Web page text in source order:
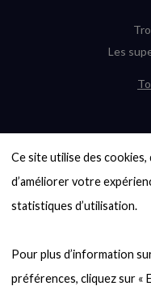
Ce site utilise des
d’améliorer votre
statistiques d’utilisation.
Pour plus d’information
Les
6000
Quel
Entre
quête